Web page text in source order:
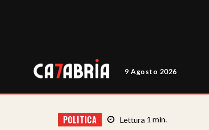
9 Agosto 2026
POLITICA Lettura 1 min.